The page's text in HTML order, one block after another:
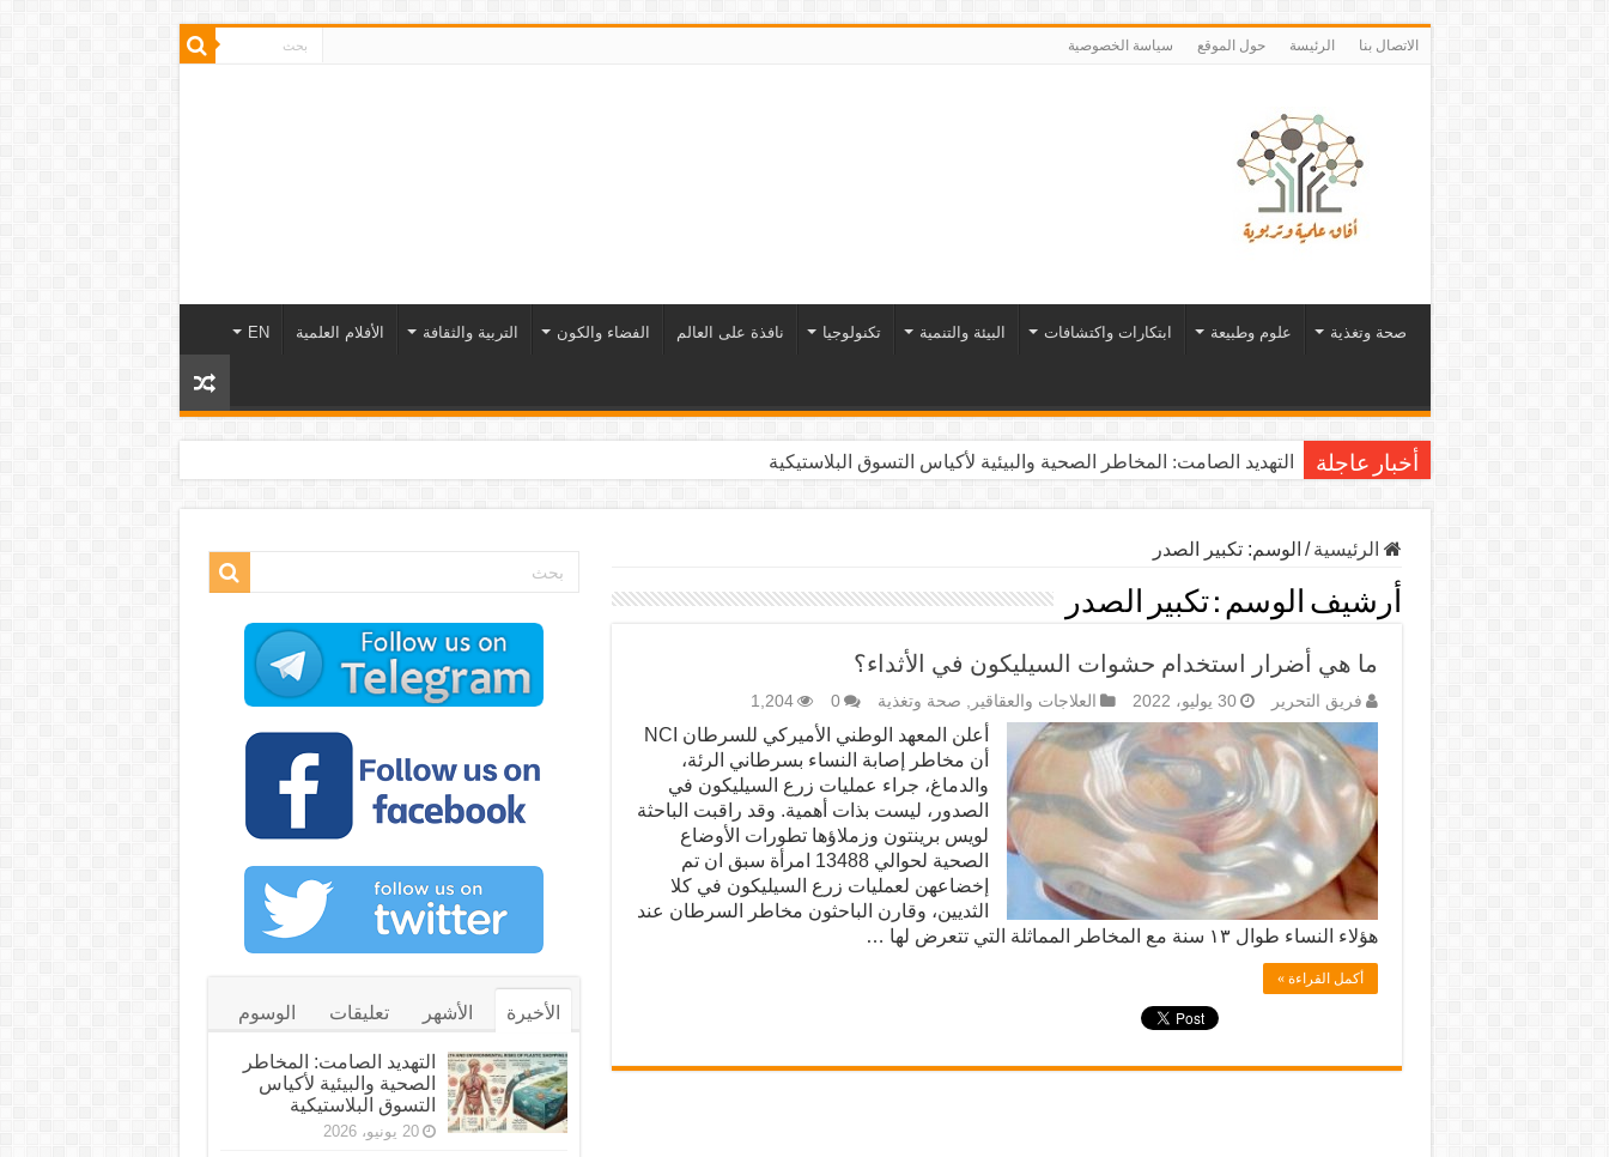
الاتصال بنا الرئيسة حول الموقع سياسة الخصوصية
صحة وتغذية علوم وطبيعة ابتكارات واكتشافات البيئة والتنمية تكنولوجيا نافذة على العالم الفضاء والكون التربية والثقافة الأفلام العلمية EN
أخبار عاجلة التهديد الصامت: المخاطر الصحية والبيئية لأكياس التسوق البلاستيكية
الرئيسية / الوسم:تكبير الصدر
أرشيف الوسم :تكبير الصدر
ما هي أضرار استخدام حشوات السيليكون في الأثداء؟
فريق التحرير 30 يوليو، 2022 العلاجات والعقاقير , صحة وتغذية 0
1,204
أعلن المعهد الوطني الأميركي للسرطان NCI
أن مخاطر إصابة النساء بسرطاني الرئة،
والدماغ، جراء عمليات زرع السيليكون في
الصدور، لیست بذات أهمية. وقد راقبت الباحثة
لويس برينتون وزملاؤها تطورات الأوضاع
الصحية لحوالي 13488 امرأة سبق ان تم
إخضاعهن لعمليات زرع السيليكون في كلا
الثديين، وقارن الباحثون مخاطر السرطان عند
هؤلاء النساء طوال ۱۳ سنة مع المخاطر المماثلة التي تتعرض لها …
أكمل القراءة »
الأخيرة الأشهر تعليقات الوسوم
التهديد الصامت: المخاطر
الصحية والبيئية لأكياس
التسوق البلاستيكية
20 يونيو، 2026